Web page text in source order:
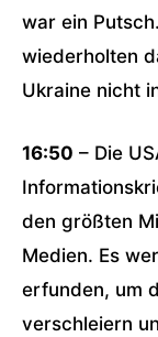
war ein
wiederholten
Ukraine nicht
16:50 – Die
den größten
Medien. Es
erfunden, um
verschleiern